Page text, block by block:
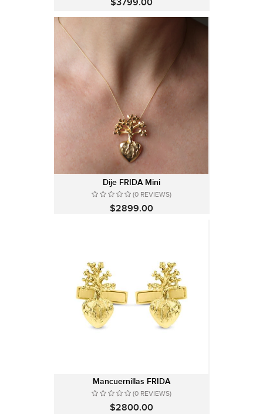
$3799.00
Dije FRIDA Mini
(0 REVIEWS)
$2899.00
Mancuernillas FRIDA
(0 REVIEWS)
$2800.00